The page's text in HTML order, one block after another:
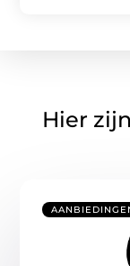
Hier